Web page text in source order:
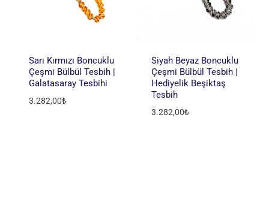
Sarı Kırmızı Boncuklu
Çeşmi Bülbül Tesbih |
Galatasaray Tesbihi
3.282,00₺
Siyah Beyaz Boncuklu
Çeşmi Bülbül Tesbih |
Hediyelik Beşiktaş
Tesbih
3.282,00₺